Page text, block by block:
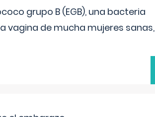
grupo B (EGB), una bacteria
vagina de mucha mujeres sanas,